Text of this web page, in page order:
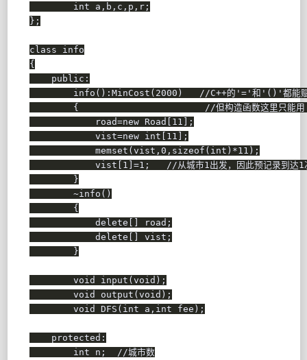
int a , b , c , p , r;
} ;
class
info
{
public :
info ( ) : MinCost ( 2000 )
//C++的'='和'()'都能
{
//但构造函数这里只
            road
=new Road [ 11 ] ;
            vist
=new int [ 11 ] ;
memset (vist , 0 , sizeof ( int ) *11 ) ;
            vist
[ 1 ] =1 ;
//从城市1出发，因此预记录到达1
}
~info ( )
{
delete [ ] road ;
delete [ ] vist ;
}
void input (void ) ;
void
output (void ) ;
void
DFS ( int a , int fee ) ;
protected :
int n ;
//城市数